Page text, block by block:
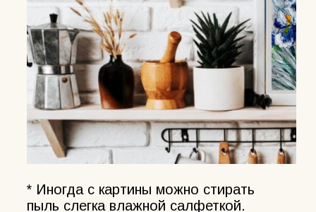
* Иногда с картины можно стирать
пыль слегка влажной салфеткой.